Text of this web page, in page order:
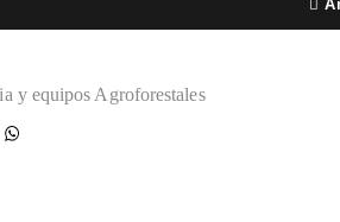
y equipos Agroforestales